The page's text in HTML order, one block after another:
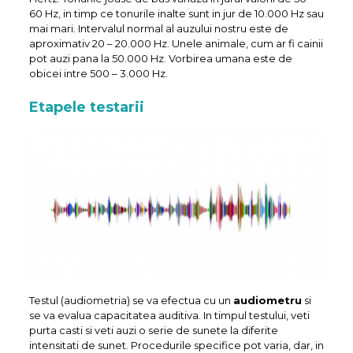
60 Hz, in timp ce tonurile inalte sunt in jur de 10.000 Hz sau
mai mari. Intervalul normal al auzului nostru este de
aproximativ 20 – 20.000 Hz. Unele animale, cum ar fi cainii
pot auzi pana la 50.000 Hz. Vorbirea umana este de
obicei intre 500 – 3.000 Hz.
Etapele testarii
Testul (audiometria) se va efectua cu un audiometru si
se va evalua capacitatea auditiva. In timpul testului, veti
purta casti si veti auzi o serie de sunete la diferite
intensitati de sunet. Procedurile specifice pot varia, dar, in